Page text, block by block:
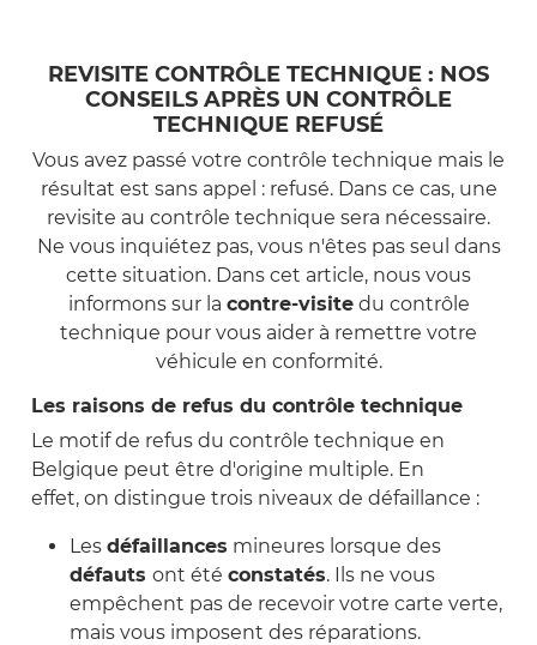
REVISITE CONTRÔLE TECHNIQUE : NOS
CONSEILS APRÈS UN CONTRÔLE
TECHNIQUE REFUSÉ
Vous avez passé votre contrôle technique mais le
résultat est sans appel : refusé. Dans ce cas, une
revisite au contrôle technique sera nécessaire.
Ne vous inquiétez pas, vous n'êtes pas seul dans
cette situation. Dans cet article, nous vous
informons sur la contre-visitedu contrôle
technique pour vous aider à remettre votre
véhicule en conformité.
Les raisons de refus du contrôle technique
Le motif de refus du contrôle technique en
Belgique peut être d'origine multiple. En
effet, on distingue trois niveaux de défaillance :
Les défaillances mineures lorsque des
défauts ont été constatés. Ils ne vous
empêchent pas de recevoir votre carte verte,
mais vous imposent des réparations.